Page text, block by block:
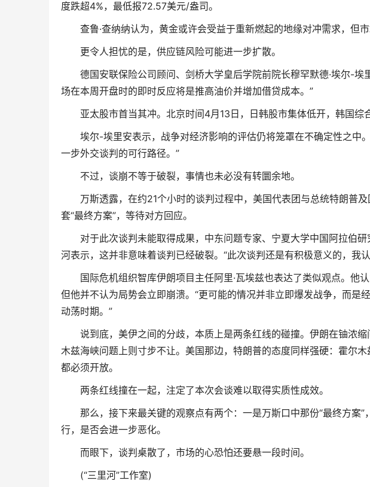
度跌超4%，最低报72.57美元/盎司。
查鲁·查纳纳认为，黄金或许会受益于重新燃起的地缘对冲需求，但市
更令人担忧的是，供应链风险可能进一步扩散。
德国安联保险公司顾问、剑桥大学皇后学院前院长穆罕默德·埃尔-埃
场在本周开盘时的即时反应将是推高油价并增加借贷成本。”
亚太股市首当其冲。北京时间4月13日，日韩股市集体低开，韩国综
埃尔-埃里安表示，战争对经济影响的评估仍将笼罩在不确定性之中
一步外交谈判的可行路径。”
不过，谈崩不等于破裂，事情也未必没有转圜余地。
万斯透露，在约21个小时的谈判过程中，美国代表团与总统特朗普及
套“最终方案”，等待对方回应。
对于此次谈判未能取得成果，中东问题专家、宁夏大学中国阿拉伯研
河表示，这并非意味着谈判已经破裂。“此次谈判还是有积极意义的，我
国际危机组织智库伊朗项目主任阿里·瓦埃兹也表达了类似观点。他认
但他并不认为局势会立即崩溃。“更可能的情况并非立即爆发战争，而是
动荡时期。”
说到底，美伊之间的分歧，本质上是两条红线的碰撞。伊朗在铀浓缩
木兹海峡问题上则寸步不让。美国那边，特朗普的态度同样强硬：霍尔
都必须开放。
两条红线撞在一起，注定了本次会谈难以取得实质性成效。
那么，接下来最关键的观察点有两个：一是万斯口中那份“最终方案”
行，是否会进一步恶化。
而眼下，谈判桌散了，市场的心恐怕还要悬一段时间。
(“三里河”工作室)